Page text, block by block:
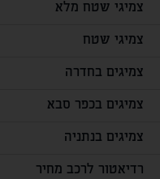
צמיגי שטח מלא
צמיגי שטח
צמיגים בחדרה
צמיגים בכפר סבא
צמיגים בנתניה
רדיאטור לרכב מחיר